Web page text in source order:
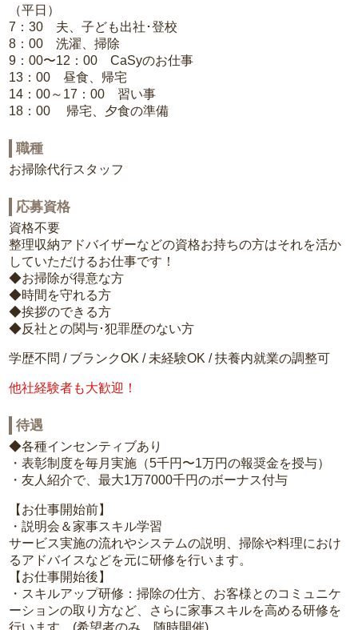
（平日）
7：30 夫、子ども出社･登校
8：00 洗濯、掃除
9：00〜12：00 CaSyのお仕事
13：00 昼食、帰宅
14：00～17：00 習い事
18：00 帰宅、夕食の準備
職種
お掃除代行スタッフ
応募資格
資格不要
整理収納アドバイザーなどの資格お持ちの方はそれを活か
していただけるお仕事です！
◆お掃除が得意な方
◆時間を守れる方
◆挨拶のできる方
◆反社との関与･犯罪歴のない方
学歴不問 / ブランクOK / 未経験OK / 扶養内就業の調整可
他社経験者も大歓迎！
待遇
◆各種インセンティブあり
・表彰制度を毎月実施（5千円〜1万円の報奨金を授与）
・友人紹介で、最大1万7000千円のボーナス付与
【お仕事開始前】
・説明会＆家事スキル学習
サービス実施の流れやシステムの説明、掃除や料理におけ
るアドバイスなどを元に研修を行います。
【お仕事開始後】
・スキルアップ研修：掃除の仕方、お客様とのコミュニケ
ーションの取り方など、さらに家事スキルを高める研修を